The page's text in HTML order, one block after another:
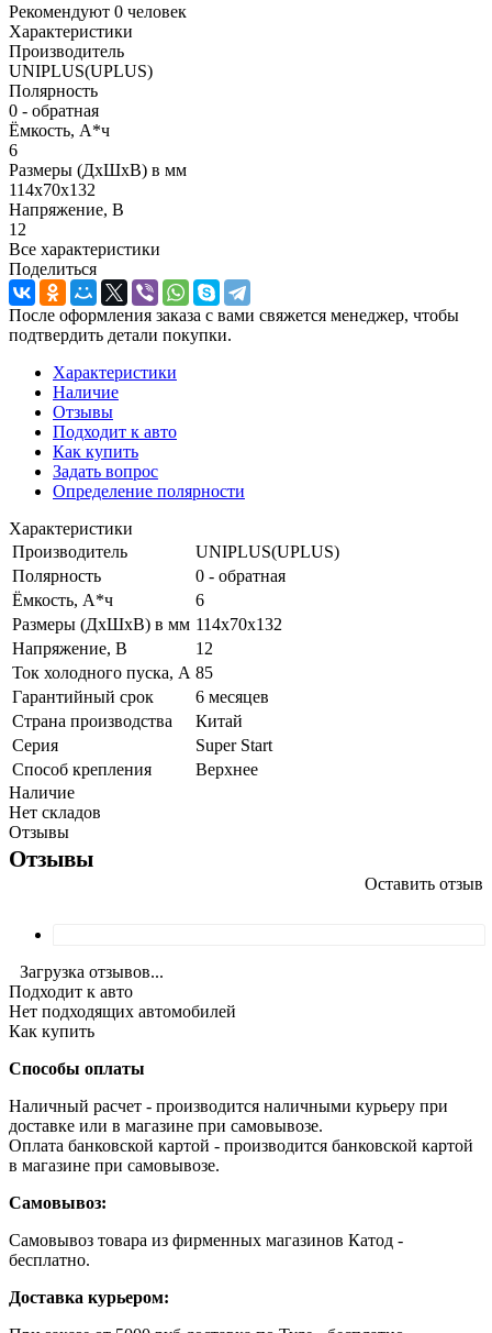
Рекомендуют 0 человек
Характеристики
Производитель
UNIPLUS(UPLUS)
Полярность
0 - обратная
Ёмкость, А*ч
6
Размеры (ДхШхВ) в мм
114x70x132
Напряжение, В
12
Все характеристики
Поделиться
После оформления заказа с вами свяжется менеджер, чтобы
подтвердить детали покупки.
Характеристики
Наличие
Отзывы
Подходит к авто
Как купить
Задать вопрос
Определение полярности
Характеристики
Производитель
UNIPLUS(UPLUS)
Полярность
0 - обратная
Ёмкость, А*ч
6
Размеры (ДхШхВ) в мм 114x70x132
Напряжение, В
12
Ток холодного пуска, А 85
Гарантийный срок
6 месяцев
Страна производства
Китай
Серия
Super Start
Способ крепления
Верхнее
Наличие
Нет складов
Отзывы
Отзывы
Оставить отзыв
Загрузка отзывов...
Подходит к авто
Нет подходящих автомобилей
Как купить
Способы оплаты
Наличный расчет - производится наличными курьеру при
доставке или в магазине при самовывозе.
Оплата банковской картой - производится банковской картой
в магазине при самовывозе.
Самовывоз:
Самовывоз товара из фирменных магазинов Катод -
бесплатно.
Доставка курьером: